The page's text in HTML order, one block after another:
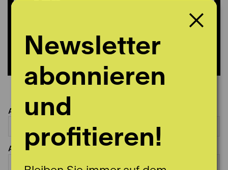
BESTELLFORMULAR
Abo auswählen
Anzahl Abo
Newsletter
abonnieren
und
profitieren!